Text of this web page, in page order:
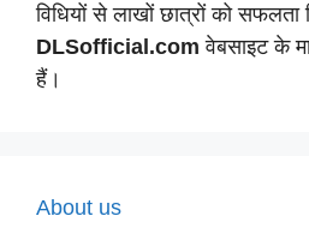
विधियों से लाखों छात्रों को सफलता
DLSofficial.com वेबसाइट के
हैं।
About us